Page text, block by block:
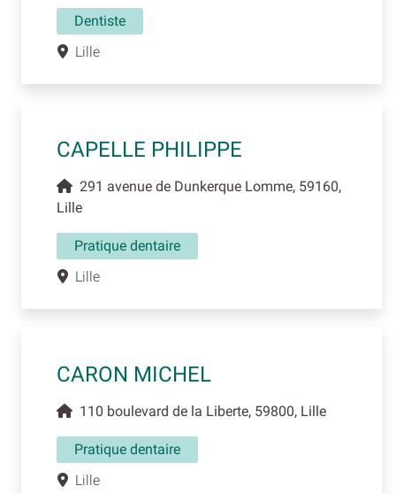
Dentiste
Lille
CAPELLE PHILIPPE
291 avenue de Dunkerque Lomme, 59160,
Lille
Pratique dentaire
Lille
CARON MICHEL
110 boulevard de la Liberte, 59800, Lille
Pratique dentaire
Lille